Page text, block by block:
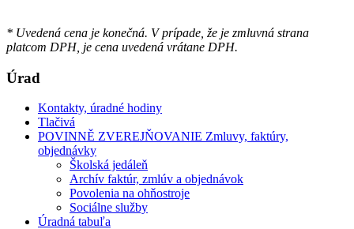
* Uvedená cena je konečná. V prípade, že je zmluvná strana
platcom DPH, je cena uvedená vrátane DPH.
Úrad
Kontakty, úradné hodiny
Tlačivá
POVINNĚ ZVEREJŇOVANIE Zmluvy, faktúry,
objednávky
Školská jedáleň
Archív faktúr, zmlúv a objednávok
Povolenia na ohňostroje
Sociálne služby
Úradná tabuľa